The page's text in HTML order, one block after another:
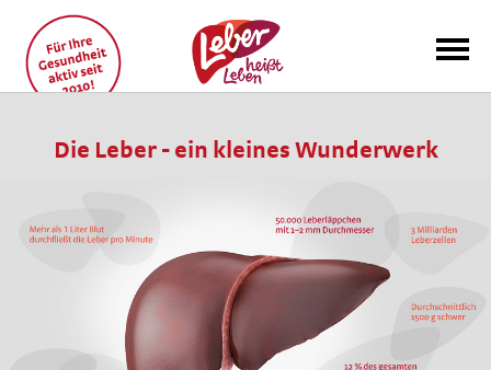
Die Leber - ein kleines Wunderwerk
Die Idee
Aktuelles Grußwort
für Gesundheit
Lebergesundheit
im Unternehmen
Präventionsgesetz